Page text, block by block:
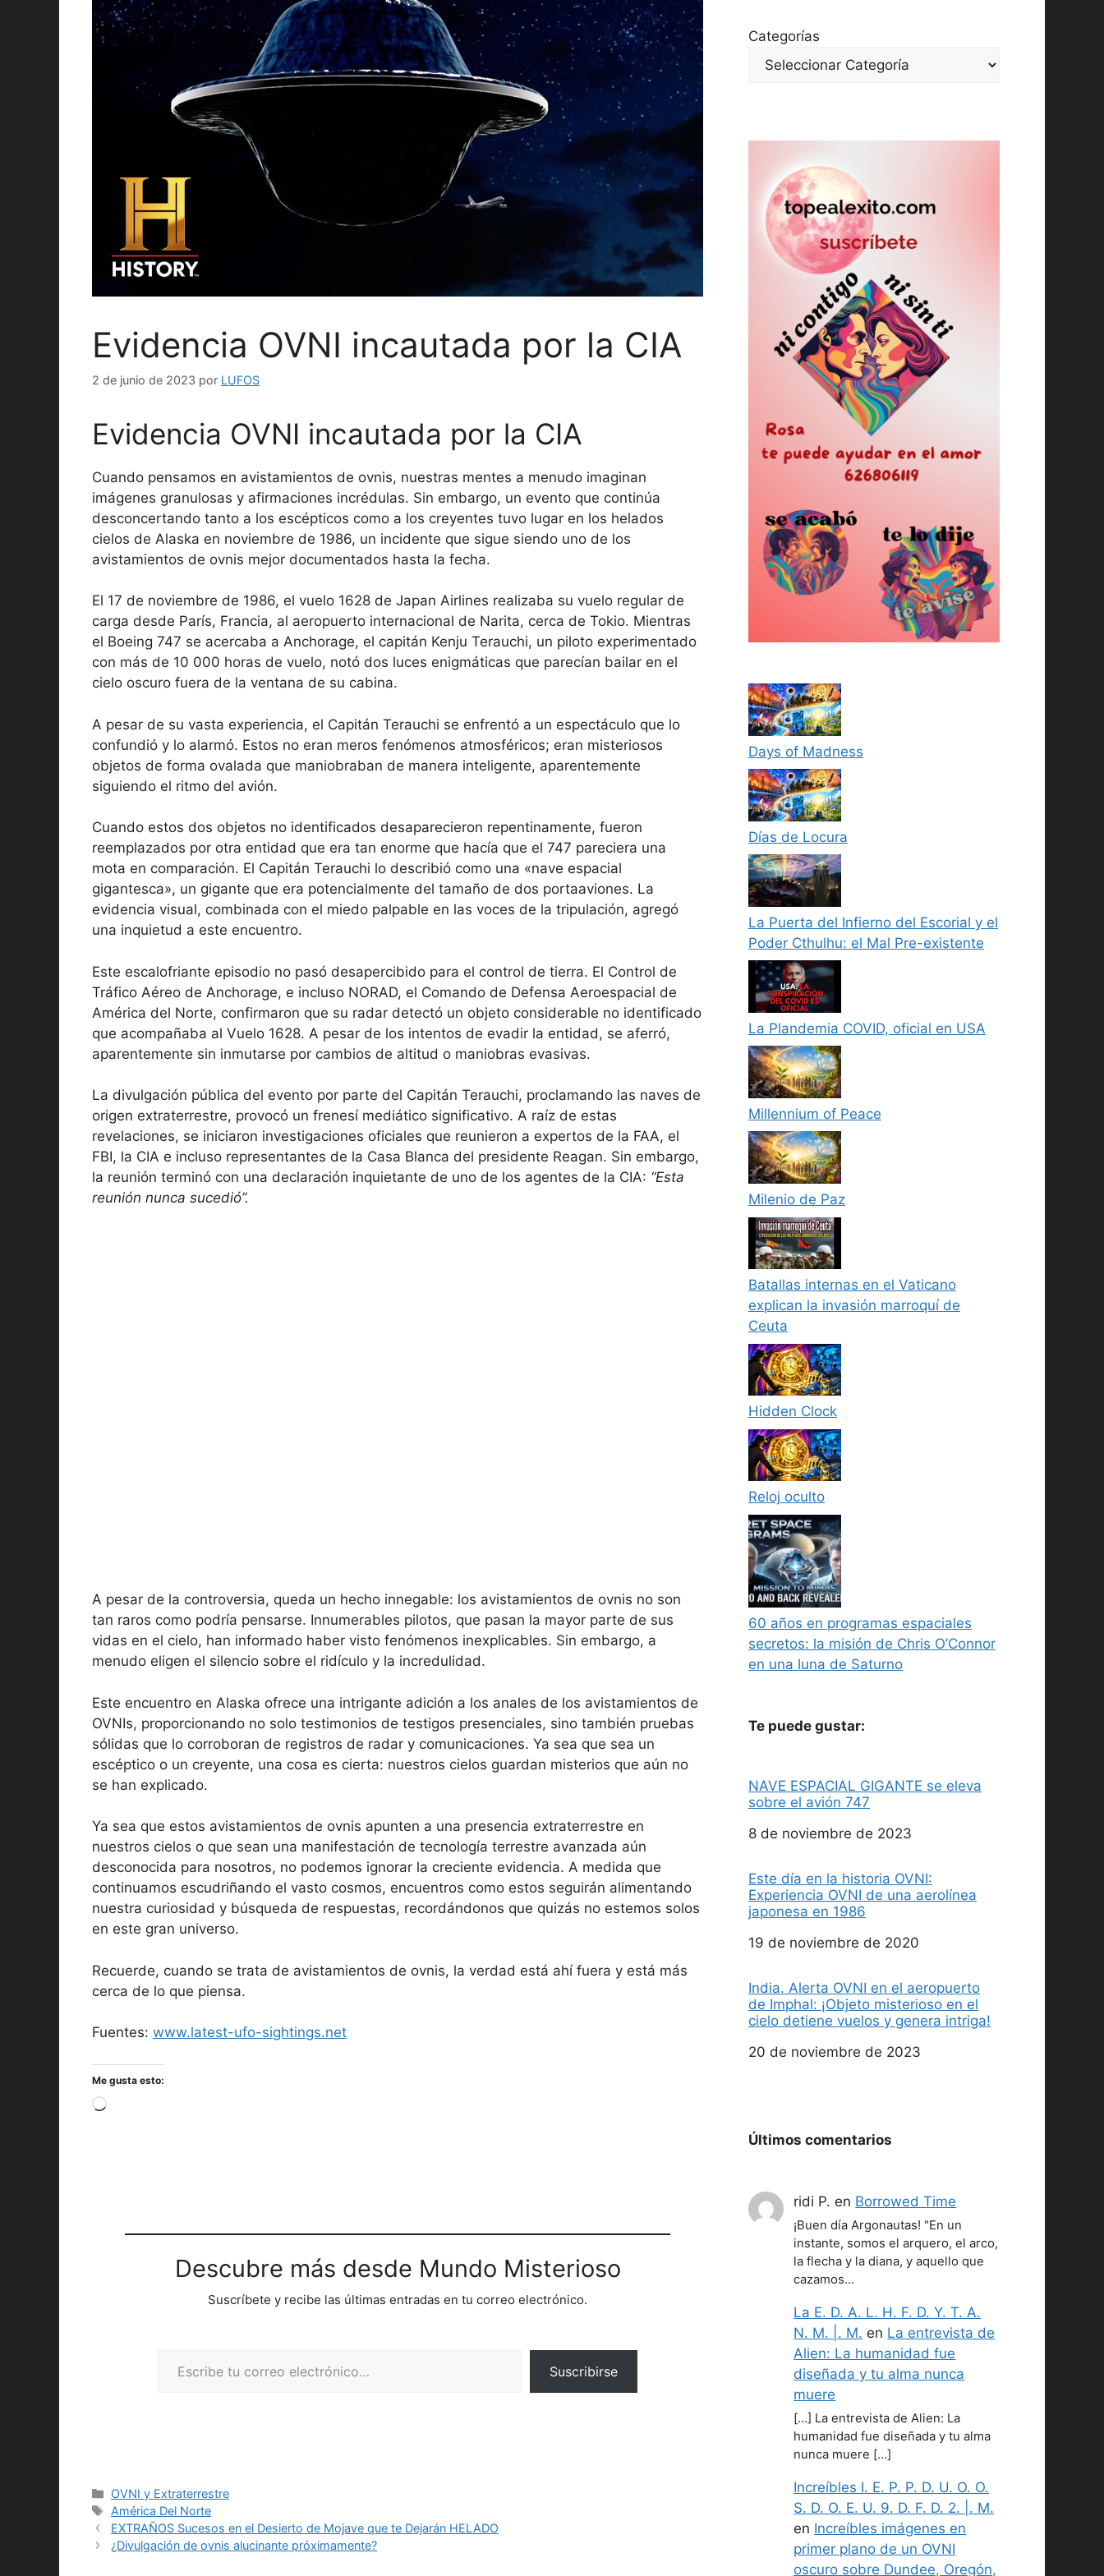
Evidencia OVNI incautada por la CIA
2 de junio de 2023 por LUFOS
Evidencia OVNI incautada por la CIA
Cuando pensamos en avistamientos de ovnis, nuestras mentes a menudo imaginan
imágenes granulosas y afirmaciones incrédulas. Sin embargo, un evento que continúa
desconcertando tanto a los escépticos como a los creyentes tuvo lugar en los helados
cielos de Alaska en noviembre de 1986, un incidente que sigue siendo uno de los
avistamientos de ovnis mejor documentados hasta la fecha.
El 17 de noviembre de 1986, el vuelo 1628 de Japan Airlines realizaba su vuelo regular de
carga desde París, Francia, al aeropuerto internacional de Narita, cerca de Tokio. Mientras
el Boeing 747 se acercaba a Anchorage, el capitán Kenju Terauchi, un piloto experimentado
con más de 10 000 horas de vuelo, notó dos luces enigmáticas que parecían bailar en el
cielo oscuro fuera de la ventana de su cabina.
A pesar de su vasta experiencia, el Capitán Terauchi se enfrentó a un espectáculo que lo
confundió y lo alarmó. Estos no eran meros fenómenos atmosféricos; eran misteriosos
objetos de forma ovalada que maniobraban de manera inteligente, aparentemente
siguiendo el ritmo del avión.
Cuando estos dos objetos no identificados desaparecieron repentinamente, fueron
reemplazados por otra entidad que era tan enorme que hacía que el 747 pareciera una
mota en comparación. El Capitán Terauchi lo describió como una «nave espacial
gigantesca», un gigante que era potencialmente del tamaño de dos portaaviones. La
evidencia visual, combinada con el miedo palpable en las voces de la tripulación, agregó
una inquietud a este encuentro.
Este escalofriante episodio no pasó desapercibido para el control de tierra. El Control de
Tráfico Aéreo de Anchorage, e incluso NORAD, el Comando de Defensa Aeroespacial de
América del Norte, confirmaron que su radar detectó un objeto considerable no identificado
que acompañaba al Vuelo 1628. A pesar de los intentos de evadir la entidad, se aferró,
aparentemente sin inmutarse por cambios de altitud o maniobras evasivas.
La divulgación pública del evento por parte del Capitán Terauchi, proclamando las naves de
origen extraterrestre, provocó un frenesí mediático significativo. A raíz de estas
revelaciones, se iniciaron investigaciones oficiales que reunieron a expertos de la FAA, el
FBI, la CIA e incluso representantes de la Casa Blanca del presidente Reagan. Sin embargo,
la reunión terminó con una declaración inquietante de uno de los agentes de la CIA: “Esta
reunión nunca sucedió”.
A pesar de la controversia, queda un hecho innegable: los avistamientos de ovnis no son
tan raros como podría pensarse. Innumerables pilotos, que pasan la mayor parte de sus
vidas en el cielo, han informado haber visto fenómenos inexplicables. Sin embargo, a
menudo eligen el silencio sobre el ridículo y la incredulidad.
Este encuentro en Alaska ofrece una intrigante adición a los anales de los avistamientos de
OVNIs, proporcionando no solo testimonios de testigos presenciales, sino también pruebas
sólidas que lo corroboran de registros de radar y comunicaciones. Ya sea que sea un
escéptico o un creyente, una cosa es cierta: nuestros cielos guardan misterios que aún no
se han explicado.
Ya sea que estos avistamientos de ovnis apunten a una presencia extraterrestre en
nuestros cielos o que sean una manifestación de tecnología terrestre avanzada aún
desconocida para nosotros, no podemos ignorar la creciente evidencia. A medida que
continuamos escudriñando el vasto cosmos, encuentros como estos seguirán alimentando
nuestra curiosidad y búsqueda de respuestas, recordándonos que quizás no estemos solos
en este gran universo.
Recuerde, cuando se trata de avistamientos de ovnis, la verdad está ahí fuera y está más
cerca de lo que piensa.
Fuentes: www.latest-ufo-sightings.net
Me gusta esto:
Cargando...
Descubre más desde Mundo Misterioso
Suscríbete y recibe las últimas entradas en tu correo electrónico.
Suscribirse
Categorías
OVNI y Extraterrestre
Etiquetas
América Del Norte
EXTRAÑOS Sucesos en el Desierto de Mojave que te Dejarán HELADO
¿Divulgación de ovnis alucinante próximamente?
Categorías
Days of Madness
Días de Locura
La Puerta del Infierno del Escorial y el
Poder Cthulhu: el Mal Pre-existente
La Plandemia COVID, oficial en USA
Millennium of Peace
Milenio de Paz
Batallas internas en el Vaticano
explican la invasión marroquí de
Ceuta
Hidden Clock
Reloj oculto
60 años en programas espaciales
secretos: la misión de Chris O’Connor
en una luna de Saturno
Te puede gustar:
NAVE ESPACIAL GIGANTE se eleva
sobre el avión 747
Fecha
8 de noviembre de 2023
Este día en la historia OVNI:
Experiencia OVNI de una aerolínea
japonesa en 1986
Fecha
19 de noviembre de 2020
India. Alerta OVNI en el aeropuerto
de Imphal: ¡Objeto misterioso en el
cielo detiene vuelos y genera intriga!
Fecha
20 de noviembre de 2023
Últimos comentarios
ridi P. en Borrowed Time
¡Buen día Argonautas! "En un
instante, somos el arquero, el arco,
la flecha y la diana, y aquello que
cazamos…
La E. D. A. L. H. F. D. Y. T. A.
N. M. |. M. en La entrevista de
Alien: La humanidad fue
diseñada y tu alma nunca
muere
[…] La entrevista de Alien: La
humanidad fue diseñada y tu alma
nunca muere […]
Increíbles I. E. P. P. D. U. O. O.
S. D. O. E. U. 9. D. F. D. 2. |. M.
en Increíbles imágenes en
primer plano de un OVNI
oscuro sobre Dundee, Oregón,